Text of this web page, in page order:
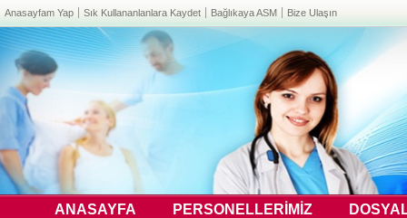
Anasayfam Yap Sık Kullananlanlara Kaydet Bağlıkaya ASM Bize Ulaşın
ANASAYFA PERSONELLERİMİZ